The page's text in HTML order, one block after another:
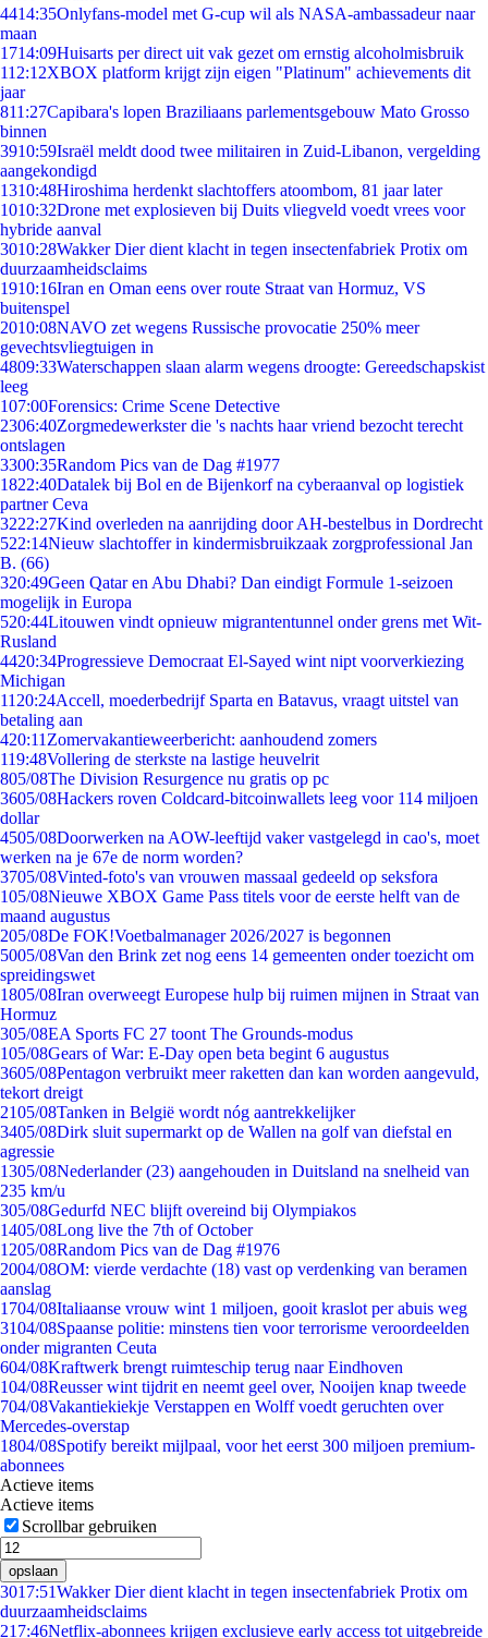
4414:35Onlyfans-model met G-cup wil als NASA-ambassadeur naar
maan
1714:09Huisarts per direct uit vak gezet om ernstig alcoholmisbruik
112:12XBOX platform krijgt zijn eigen "Platinum" achievements dit
jaar
811:27Capibara's lopen Braziliaans parlementsgebouw Mato Grosso
binnen
3910:59Israël meldt dood twee militairen in Zuid-Libanon, vergelding
aangekondigd
1310:48Hiroshima herdenkt slachtoffers atoombom, 81 jaar later
1010:32Drone met explosieven bij Duits vliegveld voedt vrees voor
hybride aanval
3010:28Wakker Dier dient klacht in tegen insectenfabriek Protix om
duurzaamheidsclaims
1910:16Iran en Oman eens over route Straat van Hormuz, VS
buitenspel
2010:08NAVO zet wegens Russische provocatie 250% meer
gevechtsvliegtuigen in
4809:33Waterschappen slaan alarm wegens droogte: Gereedschapskist
leeg
107:00Forensics: Crime Scene Detective
2306:40Zorgmedewerkster die 's nachts haar vriend bezocht terecht
ontslagen
3300:35Random Pics van de Dag #1977
1822:40Datalek bij Bol en de Bijenkorf na cyberaanval op logistiek
partner Ceva
3222:27Kind overleden na aanrijding door AH-bestelbus in Dordrecht
522:14Nieuw slachtoffer in kindermisbruikzaak zorgprofessional Jan
B. (66)
320:49Geen Qatar en Abu Dhabi? Dan eindigt Formule 1-seizoen
mogelijk in Europa
520:44Litouwen vindt opnieuw migrantentunnel onder grens met Wit-
Rusland
4420:34Progressieve Democraat El-Sayed wint nipt voorverkiezing
Michigan
11 20:24Accell, moederbedrijf Sparta en Batavus, vraagt uitstel van
betaling aan
420:11 Zomervakantieweerbericht: aanhoudend zomers
119:48Vollering de sterkste na lastige heuvelrit
805/08The Division Resurgence nu gratis op pc
3605/08Hackers roven Coldcard-bitcoinwallets leeg voor 114 miljoen
dollar
4505/08Doorwerken na AOW-leeftijd vaker vastgelegd in cao's, moet
werken na je 67e de norm worden?
3705/08Vinted-foto's van vrouwen massaal gedeeld op seksfora
105/08Nieuwe XBOX Game Pass titels voor de eerste helft van de
maand augustus
205/08De FOK!Voetbalmanager 2026/2027 is begonnen
5005/08Van den Brink zet nog eens 14 gemeenten onder toezicht om
spreidingswet
1805/08Iran overweegt Europese hulp bij ruimen mijnen in Straat van
Hormuz
305/08EA Sports FC 27 toont The Grounds-modus
105/08Gears of War: E-Day open beta begint 6 augustus
3605/08Pentagon verbruikt meer raketten dan kan worden aangevuld,
tekort dreigt
2105/08Tanken in België wordt nóg aantrekkelijker
3405/08Dirk sluit supermarkt op de Wallen na golf van diefstal en
agressie
1305/08Nederlander (23) aangehouden in Duitsland na snelheid van
235 km/u
305/08Gedurfd NEC blijft overeind bij Olympiakos
1405/08Long live the 7th of October
1205/08Random Pics van de Dag #1976
2004/08OM: vierde verdachte (18) vast op verdenking van beramen
aanslag
1704/08Italiaanse vrouw wint 1 miljoen, gooit kraslot per abuis weg
3104/08Spaanse politie: minstens tien voor terrorisme veroordeelden
onder migranten Ceuta
604/08Kraftwerk brengt ruimteschip terug naar Eindhoven
104/08Reusser wint tijdrit en neemt geel over, Nooijen knap tweede
704/08Vakantiekiekje Verstappen en Wolff voedt geruchten over
Mercedes-overstap
1804/08Spotify bereikt mijlpaal, voor het eerst 300 miljoen premium-
abonnees
Actieve items
Actieve items
Scrollbar gebruiken
opslaan
3017:51Wakker Dier dient klacht in tegen insectenfabriek Protix om
duurzaamheidsclaims
217:46Netflix-abonnees krijgen exclusieve early access tot uitgebreide